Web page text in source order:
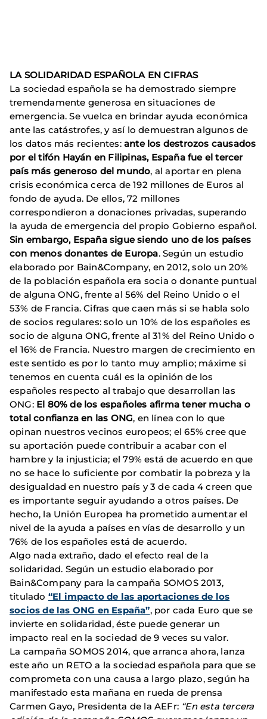
LA SOLIDARIDAD ESPAÑOLA EN CIFRAS
La sociedad española se ha demostrado siempre
tremendamente generosa en situaciones de
emergencia. Se vuelca en brindar ayuda económica
ante las catástrofes, y así lo demuestran algunos de
los datos más recientes: ante los destrozos causados
por el tifón Hayán en Filipinas, España fue el tercer
país más generoso del mundo, al aportar en plena
crisis económica cerca de 192 millones de Euros al
fondo de ayuda. De ellos, 72 millones
correspondieron a donaciones privadas, superando
la ayuda de emergencia del propio Gobierno español.
Sin embargo, España sigue siendo uno de los países
con menos donantes de Europa. Según un estudio
elaborado por Bain&Company, en 2012, solo un 20%
de la población española era socia o donante puntual
de alguna ONG, frente al 56% del Reino Unido o el
53% de Francia. Cifras que caen más si se habla solo
de socios regulares: solo un 10% de los españoles es
socio de alguna ONG, frente al 31% del Reino Unido o
el 16% de Francia. Nuestro margen de crecimiento en
este sentido es por lo tanto muy amplio; máxime si
tenemos en cuenta cuál es la opinión de los
españoles respecto al trabajo que desarrollan las
ONG: El 80% de los españoles afirma tener mucha o
total confianza en las ONG, en línea con lo que
opinan nuestros vecinos europeos; el 65% cree que
su aportación puede contribuir a acabar con el
hambre y la injusticia; el 79% está de acuerdo en que
no se hace lo suficiente por combatir la pobreza y la
desigualdad en nuestro país y 3 de cada 4 creen que
es importante seguir ayudando a otros países. De
hecho, la Unión Europea ha prometido aumentar el
nivel de la ayuda a países en vías de desarrollo y un
76% de los españoles está de acuerdo.
Algo nada extraño, dado el efecto real de la
solidaridad. Según un estudio elaborado por
Bain&Company para la campaña SOMOS 2013,
titulado “El impacto de las aportaciones de los
socios de las ONG en España”, por cada Euro que se
invierte en solidaridad, éste puede generar un
impacto real en la sociedad de 9 veces su valor.
La campaña SOMOS 2014, que arranca ahora, lanza
este año un RETO a la sociedad española para que se
comprometa con una causa a largo plazo, según ha
manifestado esta mañana en rueda de prensa
Carmen Gayo, Presidenta de la AEFr: “En esta tercera